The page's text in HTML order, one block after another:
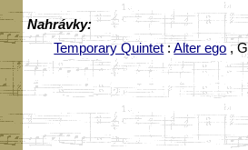
Nahrávky:
Temporary Quintet:Alter ego ,